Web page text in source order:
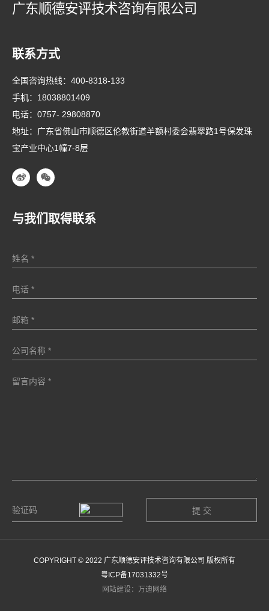
广东顺德安评技术咨询有限公司
联系方式
全国咨询热线： 400-8318-133
手机： 18038801409
电话： 0757- 29808870
地址：广东省佛山市顺德区伦教街道羊额村委会翡翠路1号保发珠
宝产业中心1幢7-8层
与我们取得联系
COPYRIGHT © 2022 广东顺德安评技术咨询有限公司 版权所有
粤ICP备17031332号
网站建设：万迪网络